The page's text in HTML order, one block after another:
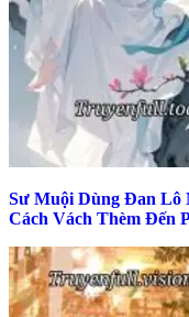
Sư Muội Dùng Đan Lô
Cách Vách Thèm Đến